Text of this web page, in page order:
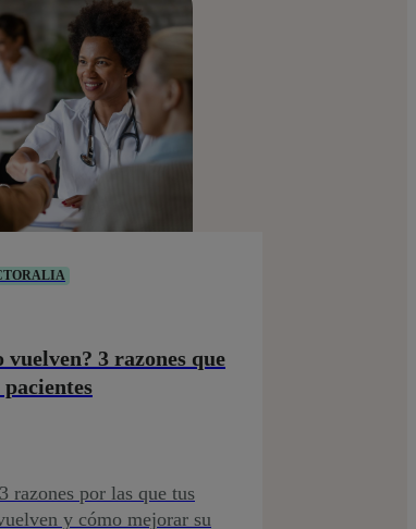
vuelven? 3 razones que
razones por las que tus
y cómo mejorar su